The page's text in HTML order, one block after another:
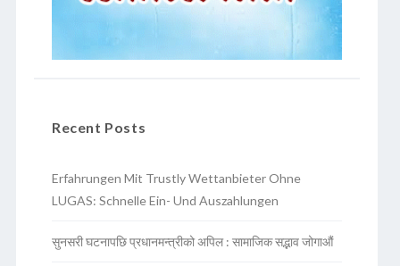
Recent Posts
Erfahrungen Mit Trustly Wettanbieter Ohne
LUGAS: Schnelle Ein- Und Auszahlungen
सुनसरी घटनापछि प्रधानमन्त्रीको अपिल : सामाजिक सद्भाव जोगाऔं